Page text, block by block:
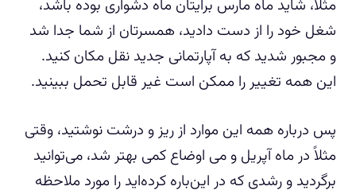
مثلاً، شاید ماه مارس برایتان ماه دشواری بوده باشد،
شغل خود را از دست دادید، همسرتان از شما جدا شد
و مجبور شدید که به آپارتمانی جدید نقل مکان کنید.
این همه تغییر را ممکن است غیر قابل تحمل ببینید.
پس درباره همه این موارد از ریز و درشت نوشتید، وقتی
مثلاً در ماه آپریل و می اوضاع کمی بهتر شد، می‌توانید
برگردید و رشدی که در این‌باره کرده‌اید را مورد ملاحظه